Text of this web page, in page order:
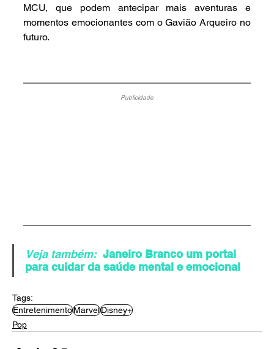
MCU, que podem antecipar mais aventuras e
momentos emocionantes com o Gavião Arqueiro no
futuro.
Publicidade
Veja também: Janeiro Branco um portal
para cuidar da saúde mental e emocional
Tags:
EntretenimentoMarvelDisney+
Pop